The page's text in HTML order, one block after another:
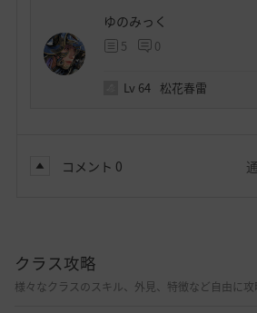
ゆのみっく
5 0
Lv 64 松花春雷
コメント 0
クラス攻略
様々なクラスのスキル、外見、特徴など自由に攻